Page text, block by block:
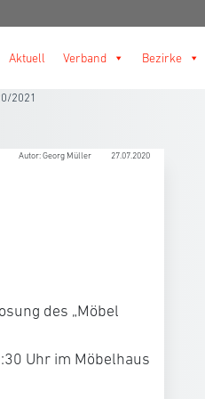
Aktuell Verband Bezirke
2021
Autor: Georg Müller 27.07.2020
des „Möbel
Uhr im Möbelhaus